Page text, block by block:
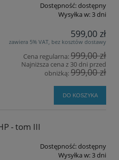
Dostępność:dostępny
Wysyłka w: 3 dni
599,00 zł
zawiera 5% VAT, bez kosztów dostawy
Cena regularna:999,00 zł
Najniższa cena z 30 dni przed
obniżką:999,00 zł
DO KOSZYKA
- tom III
Dostępność:dostępny
Wysyłka w:3 dni